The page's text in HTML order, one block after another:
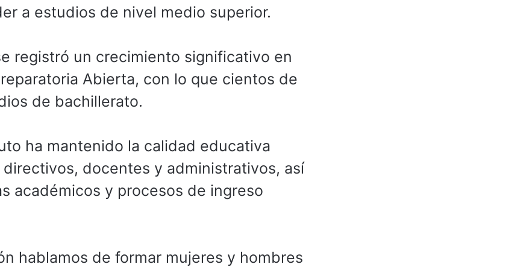
a estudios de nivel medio superior.
registró un crecimiento significativo en
Abierta, con lo que cientos de
de bachillerato.
ha mantenido la calidad educativa
docentes y administrativos, así
académicos y procesos de ingreso
hablamos de formar mujeres y hombres